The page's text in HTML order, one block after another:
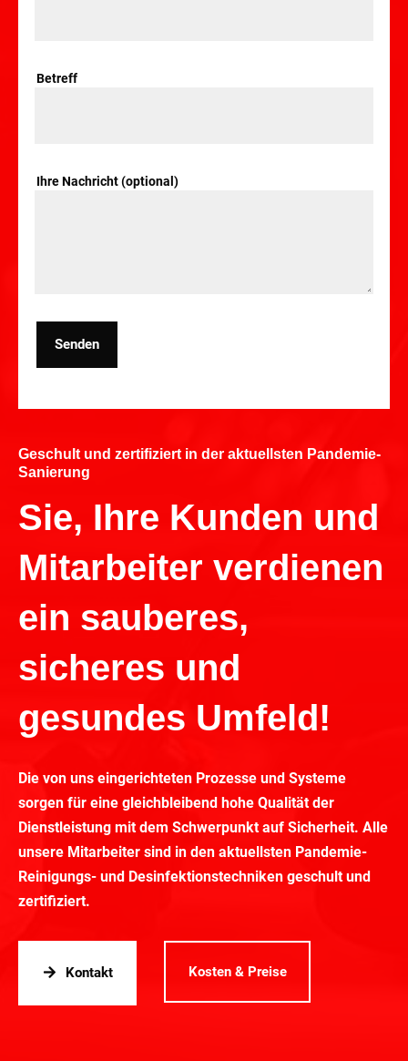
Betreff
Ihre Nachricht (optional)
Senden
Geschult und zertifiziert in der aktuellsten Pandemie-
Sanierung
Sie, Ihre Kunden und
Mitarbeiter verdienen
ein sauberes,
sicheres und
gesundes Umfeld!
Die von uns eingerichteten Prozesse und Systeme
sorgen für eine gleichbleibend hohe Qualität der
Dienstleistung mit dem Schwerpunkt auf Sicherheit. Alle
unsere Mitarbeiter sind in den aktuellsten Pandemie-
Reinigungs- und Desinfektionstechniken geschult und
zertifiziert.
Kontakt Kosten & Preise